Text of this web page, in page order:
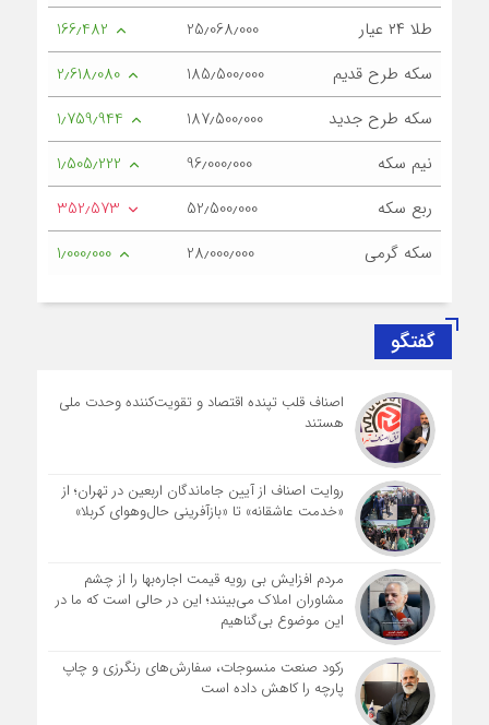
طلا ۲۴ عیار
25٫068٫000
166٫482
سکه طرح قدیم
185٫500٫000
2٫618٫080
سکه طرح جدید
187٫500٫000
1٫759٫944
نیم سکه
96٫000٫000
1٫505٫222
ربع سکه
52٫500٫000
352٫573
سکه گرمی
28٫000٫000 1٫000٫000
گفتگو
اصناف قلب تپنده اقتصاد و تقویت‌کننده وحدت ملی
هستند
روایت اصناف از آیین جاماندگان اربعین در تهران؛ از
«خدمت عاشقانه» تا «بازآفرینی حال‌وهوای کربلا»
مردم افزایش بی رویه قیمت اجاره‌بها را از چشم
مشاوران املاک می‌بینند؛ این در حالی است که ما در
این موضوع بی‌گناهیم
رکود صنعت منسوجات، سفارش‌های رنگرزی و چاپ
پارچه را کاهش داده است